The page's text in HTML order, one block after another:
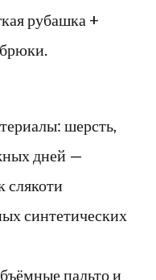
рубашка +
шерсть,
дней —
слякоти
синтетических
пальто и